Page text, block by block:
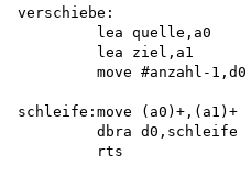
verschiebe:
         lea quelle,a0	   ;Pointer auf
         lea ziel,a1	      ;Quelle und Ziel
move #anzahl-
schleife:move (a0)+,(a1)+
dbra d0,schleife